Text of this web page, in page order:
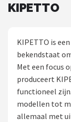
Blog
Baby
KIPETTO
KIPETTO is
bekendstaat
Met een focus
produceert
functioneel
modellen tot
allemaal met